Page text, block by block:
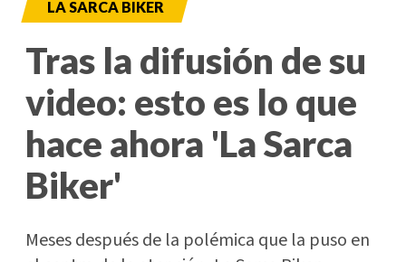
LA SARCA BIKER
Tras la difusión de su
video: esto es lo que
hace ahora 'La Sarca
Biker'
Meses después de la polémica que la puso en